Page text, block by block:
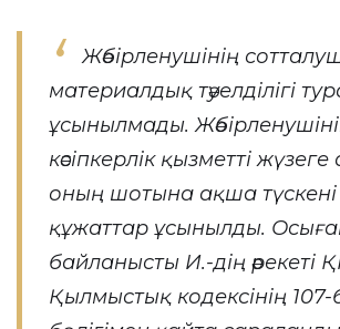
Жәбірленушінің
материалдық тәуелділігі
ұсынылмады.
кәсіпкерлік қызметті
оның шотына ақша
құжаттар ұсынылды.
байланысты И.-дің әрекеті
Қылмыстық кодексінің